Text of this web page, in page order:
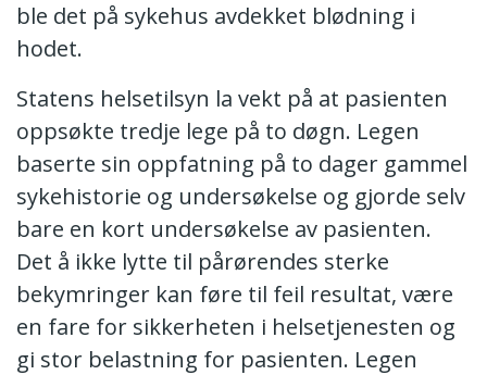
ble det på sykehus avdekket blødning i
hodet.
Statens helsetilsyn la vekt på at pasienten
oppsøkte tredje lege på to døgn. Legen
baserte sin oppfatning på to dager gammel
sykehistorie og undersøkelse og gjorde selv
bare en kort undersøkelse av pasienten.
Det å ikke lytte til pårørendes sterke
bekymringer kan føre til feil resultat, være
en fare for sikkerheten i helsetjenesten og
gi stor belastning for pasienten. Legen